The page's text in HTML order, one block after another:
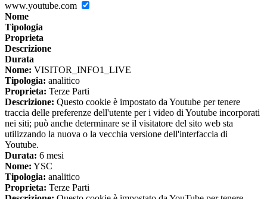
www.youtube.com
Nome
Tipologia
Proprieta
Descrizione
Durata
Nome: VISITOR_INFO1_LIVE
Tipologia: analitico
Proprieta: Terze Parti
Descrizione: Questo cookie è impostato da Youtube per tenere
traccia delle preferenze dell'utente per i video di Youtube incorporati
nei siti; può anche determinare se il visitatore del sito web sta
utilizzando la nuova o la vecchia versione dell'interfaccia di
Youtube.
Durata: 6 mesi
Nome: YSC
Tipologia: analitico
Proprieta: Terze Parti